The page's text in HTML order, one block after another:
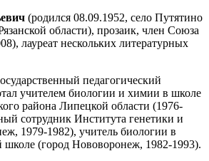
(родился 08.09.1952, село Путятино
области), прозаик, член Союза
лауреат нескольких литературных
педагогический
учителем биологии и химии в школе
района Липецкой области (1976-
сотрудник Института генетики и
1979-1982), учитель биологии в
школе (город Нововоронеж, 1982-1993).